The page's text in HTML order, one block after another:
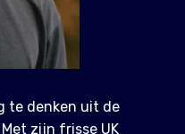
te denken uit de
zijn frisse UK